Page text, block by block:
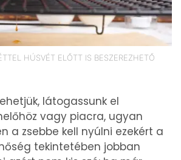
HÚSVÉT ELŐTT IS BESZEREZHETŐ
látogassunk el
vagy piacra, ugyan
a zsebbe kell nyúlni ezekért a
tekintetében jobban